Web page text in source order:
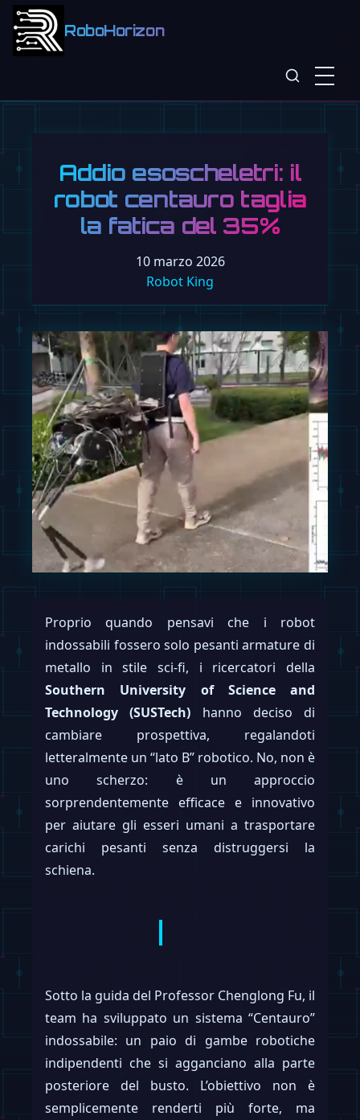
RoboHorizon
Addio esoscheletri: il
robot centauro taglia
la fatica del 35%
10 marzo 2026
Robot King
Proprio quando pensavi che i robot
indossabili fossero solo pesanti armature di
metallo in stile sci-fi, i ricercatori della
Southern University of Science and
Technology (SUSTech) hanno deciso di
cambiare prospettiva, regalandoti
letteralmente un “lato B” robotico. No, non è
uno scherzo: è un approccio
sorprendentemente efficace e innovativo
per aiutare gli esseri umani a trasportare
carichi pesanti senza distruggersi la
schiena.
Sotto la guida del Professor Chenglong Fu, il
team ha sviluppato un sistema “Centauro”
indossabile: un paio di gambe robotiche
indipendenti che si agganciano alla parte
posteriore del busto. L’obiettivo non è
semplicemente renderti più forte, ma